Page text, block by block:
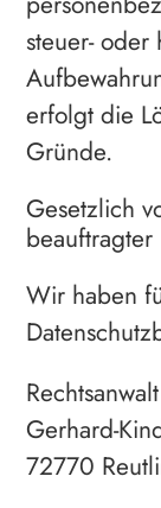
steuer- oder
erfolgt die
Gründe.
Gesetzlich
beauftragter
Wir haben
Gerhard-
72770